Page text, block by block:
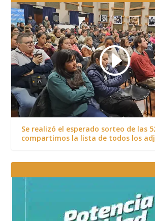
Se realizó el esperado sorteo de las
compartimos la lista de todos los